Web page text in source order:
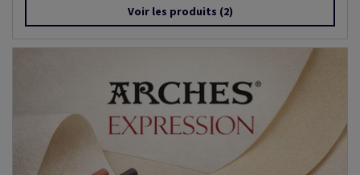
Voir les produits (2)